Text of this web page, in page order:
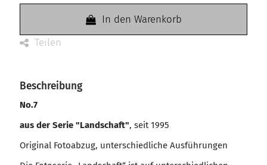
In den Warenkorb
Teilen
Beschreibung
No.7
aus der Serie "Landschaft", seit 1995
Original Fotoabzug, unterschiedliche Ausführungen